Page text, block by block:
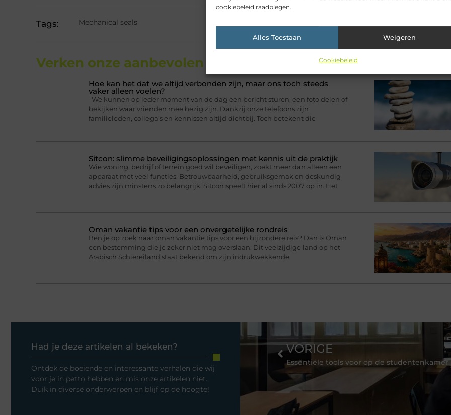
cookiebeleid raadplegen.
Alles Toestaan Weigeren
Cookiebeleid
Tags: Mechanical seals
Verken onze aanbevolen artikelen voor jou.
Hoe kan het dat we altijd verbonden zijn, maar ons toch steeds
vaker alleen voelen?
We kunnen op ieder moment van de dag een bericht sturen, een foto delen of
bekijken waar vrienden mee bezig zijn. Dankzij onze telefoons zijn
familieleden, collega’s en kennissen altijd dichtbij. Toch betekent die
Sitcon: slimme beveiligingsoplossingen met kennis uit de praktijk
Wie woning, bedrijf of terrein goed wil beveiligen, zoekt meer dan alleen een
apparaat met veel functies. Betrouwbaarheid, gebruiksgemak en deskundig
advies zijn minstens zo belangrijk. Sitcon speelt hier al sinds 2007 op in. Het
Oman vakantie tips voor een onvergetelijke rondreis
Ben je op zoek naar oman vakantie tips voor een bijzondere reis? Dan is Oman
een bestemming die je zeker niet mag overslaan. Dit veelzijdige land op het
Arabisch Schiereiland staat bekend om zijn indrukwekkende
Had je deze artikelen al bekeken?
Ontdek de boeiende en interessante verhalen die wij
voor je in petto hebben en mis onze artikelen niet.
Duik in diverse onderwerpen en blijf op de hoogte!
VORIGE
Essentiële tools voor op de studentenkamer